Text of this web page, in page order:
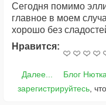
Сегодня помимо
главное в моем
хорошо без
Нравится:
Далее... Блог
зарегистрируйтесь ,